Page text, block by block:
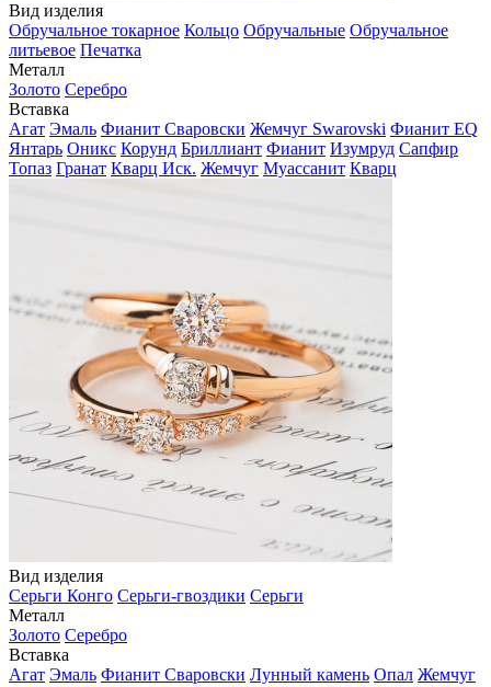
Вид изделия
Обручальное токарное Кольцо Обручальные Обручальное
литьевое Печатка
Металл
Золото Серебро
Вставка
Агат Эмаль Фианит Сваровски Жемчуг Swarovski Фианит EQ
Янтарь Оникс Корунд Бриллиант Фианит Изумруд Сапфир
Топаз Гранат Кварц Иск. Жемчуг Муассанит Кварц
Вид изделия
Серьги Конго Серьги-гвоздики Серьги
Металл
Золото Серебро
Вставка
Агат Эмаль Фианит Сваровски Лунный камень Опал Жемчуг